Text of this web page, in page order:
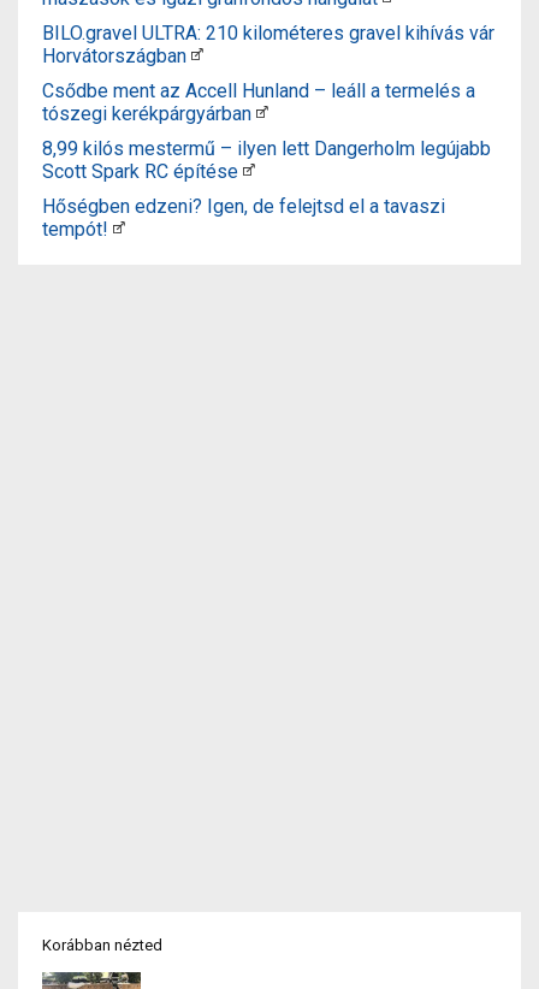
BILO.gravel ULTRA: 210 kilométeres gravel kihívás vár
Horvátországban
Csődbe ment az Accell Hunland – leáll a termelés a
tószegi kerékpárgyárban
8,99 kilós mestermű – ilyen lett Dangerholm legújabb
Scott Spark RC építése
Hőségben edzeni? Igen, de felejtsd el a tavaszi
tempót!
Korábban nézted